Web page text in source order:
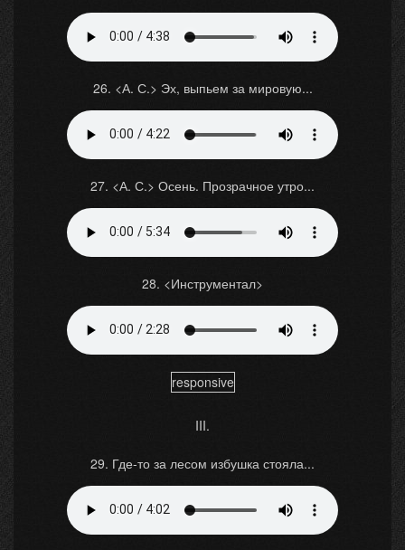
26. <А. С.> Эх, выпьем за мировую...
27. <А. С.> Осень. Прозрачное утро...
28. <Инструментал>
responsive
III.
29. Где-то за лесом избушка стояла...